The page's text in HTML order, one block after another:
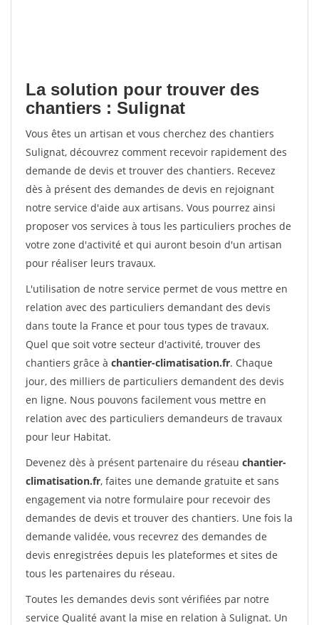
La solution pour trouver des
chantiers : Sulignat
Vous êtes un artisan et vous cherchez des chantiers
Sulignat, découvrez comment recevoir rapidement des
demande de devis et trouver des chantiers. Recevez
dès à présent des demandes de devis en rejoignant
notre service d'aide aux artisans. Vous pourrez ainsi
proposer vos services à tous les particuliers proches de
votre zone d'activité et qui auront besoin d'un artisan
pour réaliser leurs travaux.
L'utilisation de notre service permet de vous mettre en
relation avec des particuliers demandant des devis
dans toute la France et pour tous types de travaux.
Quel que soit votre secteur d'activité, trouver des
chantiers grâce à chantier-climatisation.fr. Chaque
jour, des milliers de particuliers demandent des devis
en ligne. Nous pouvons facilement vous mettre en
relation avec des particuliers demandeurs de travaux
pour leur Habitat.
Devenez dès à présent partenaire du réseau chantier-
climatisation.fr, faites une demande gratuite et sans
engagement via notre formulaire pour recevoir des
demandes de devis et trouver des chantiers. Une fois la
demande validée, vous recevrez des demandes de
devis enregistrées depuis les plateformes et sites de
tous les partenaires du réseau.
Toutes les demandes devis sont vérifiées par notre
service Qualité avant la mise en relation à Sulignat. Un